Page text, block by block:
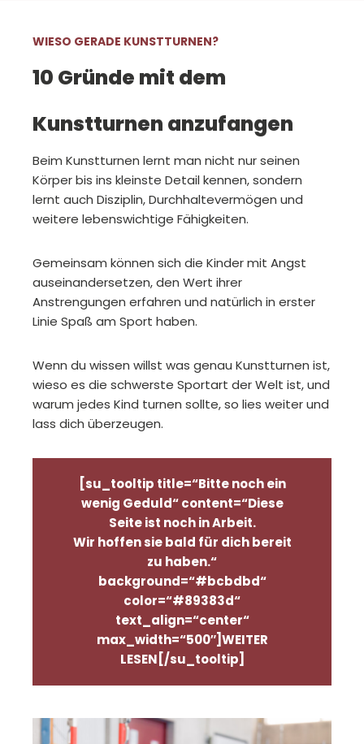
WIESO GERADE KUNSTTURNEN?
10 Gründe mit dem
Kunstturnen anzufangen
Beim Kunstturnen lernt man nicht nur seinen
Körper bis ins kleinste Detail kennen, sondern
lernt auch Disziplin, Durchhaltevermögen und
weitere lebenswichtige Fähigkeiten.
Gemeinsam können sich die Kinder mit Angst
auseinandersetzen, den Wert ihrer
Anstrengungen erfahren und natürlich in erster
Linie Spaß am Sport haben.
Wenn du wissen willst was genau Kunstturnen ist,
wieso es die schwerste Sportart der Welt ist, und
warum jedes Kind turnen sollte, so lies weiter und
lass dich überzeugen.
[su_tooltip title=“Bitte noch ein
wenig Geduld“ content=“Diese
Seite ist noch in Arbeit.
Wir hoffen sie bald für dich bereit
zu haben.“
background=“#bcbdbd“
color=“#89383d“
text_align=“center“
max_width=“500″]WEITER
LESEN[/su_tooltip]